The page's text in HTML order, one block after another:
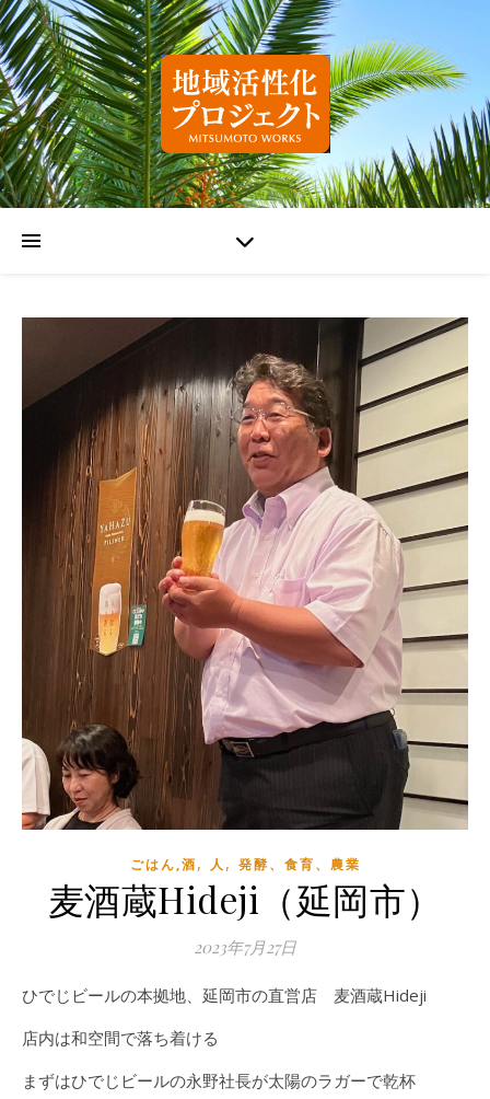
ごはん,酒, 人 , 発酵、食育、農業
麦酒蔵Hideji（延岡市）
2023年7月27日
ひでじビールの本拠地、延岡市の直営店 麦酒蔵Hideji
店内は和空間で落ち着ける
まずはひでじビールの永野社長が太陽のラガーで乾杯